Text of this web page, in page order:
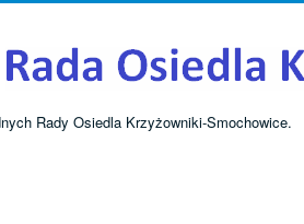
Rady Osiedla Krzyżowniki-Smochowice.